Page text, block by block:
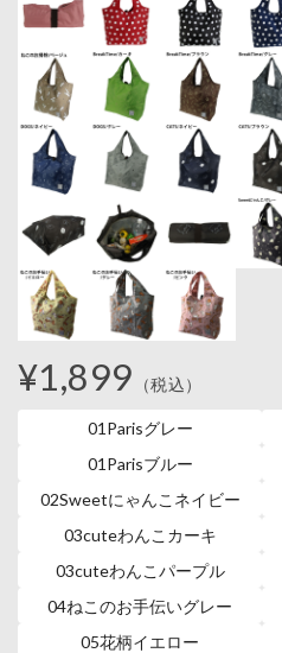
¥1,899 （税込）
01Parisグレー
01Parisブルー
02Sweetにゃんこネイビー
03cuteわんこカーキ
03cuteわんこパープル
04ねこのお手伝いグレー
05花柄イエロー